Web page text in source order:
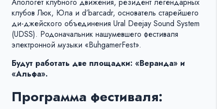
Апологет клубного движения, резидент легендарных
клубов Люк, Юла и d’barcadr, основатель старейшего
ди-джейского объединения Ural Deejay Sound System
(UDSS). Родоначальник нашумевшего фестиваля
электронной музыки «BuhgamerFest».
Будут работать две площадки: «Веранда» и
«Альфа».
Программа фестиваля: